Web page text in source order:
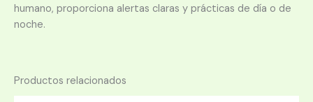
humano, proporciona alertas claras y prácticas de día o de
noche.
Productos relacionados